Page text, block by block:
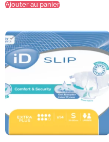
Ajouter au panier